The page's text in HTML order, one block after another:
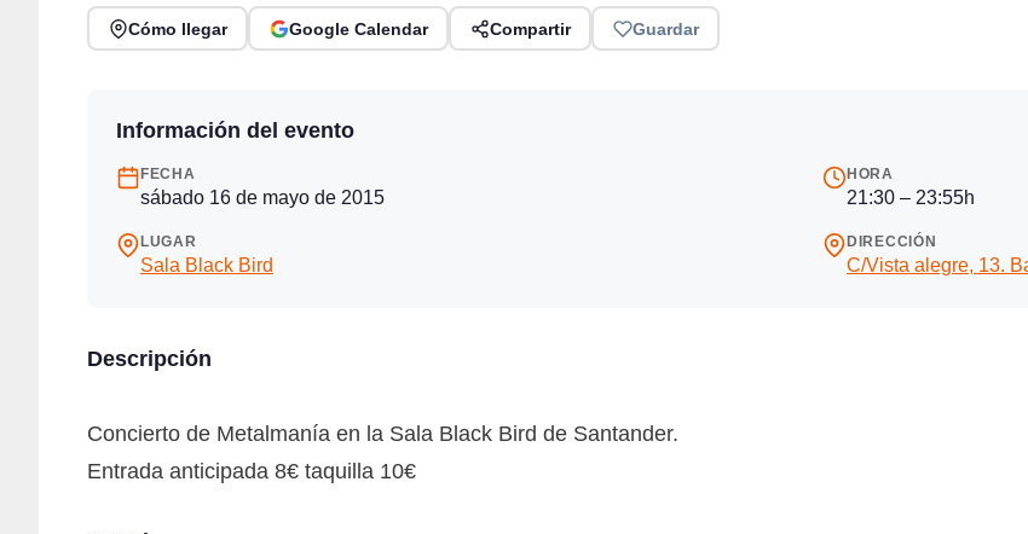
Cómo llegar Google Calendar Compartir Guardar
Información del evento
FECHA
sábado 16 de mayo de 2015
HORA
21:30 – 23:55h
LUGAR
Sala Black Bird
DIRECCIÓN
C/Vista alegre, 13.
Descripción
Concierto de Metalmanía en la Sala Black Bird de Santander.
Entrada anticipada 8€ taquilla 10€